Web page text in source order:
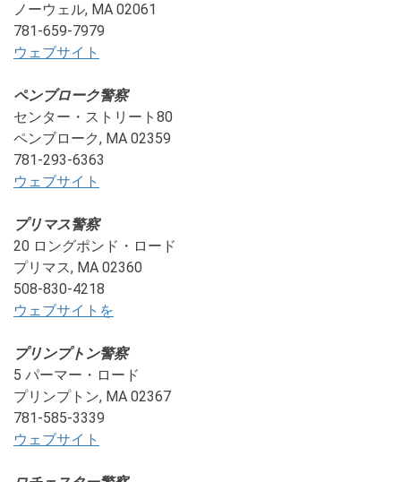
ノーウェル, MA 02061
781-659-7979
ウェブサイト
ペンブローク警察
センター・ストリート80
ペンブローク, MA 02359
781-293-6363
ウェブサイト
プリマス警察
20 ロングポンド・ロード
プリマス, MA 02360
508-830-4218
ウェブサイトを
プリンプトン警察
5 パーマー・ロード
プリンプトン, MA 02367
781-585-3339
ウェブサイト